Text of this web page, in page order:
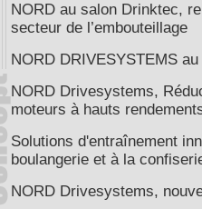
NORD au salon Drinktec,
secteur de l’embouteillage
NORD DRIVESYSTEMS
NORD Drivesystems,
moteurs à hauts
Solutions d'entraînement
boulangerie et à la
NORD Drivesystems,